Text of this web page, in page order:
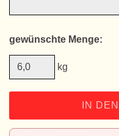
gewünschte Menge:
kg
IN